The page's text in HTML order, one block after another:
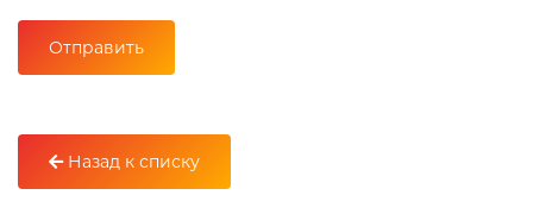
Назад к списку